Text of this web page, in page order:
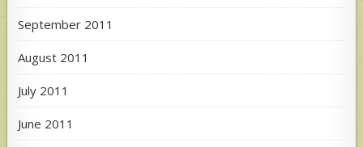
September 2011
August 2011
July 2011
June 2011